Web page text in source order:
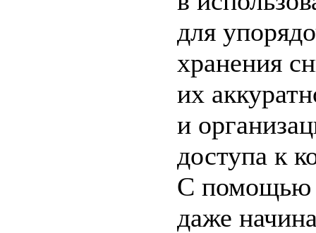
для
хранения
их
и
доступа к
С помощью
даже